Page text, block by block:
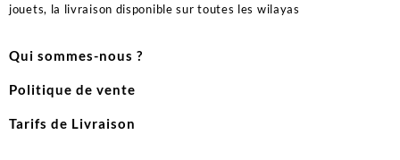
jouets, la livraison disponible sur toutes les wilayas
Qui sommes-nous ?
Politique de vente
Tarifs de Livraison